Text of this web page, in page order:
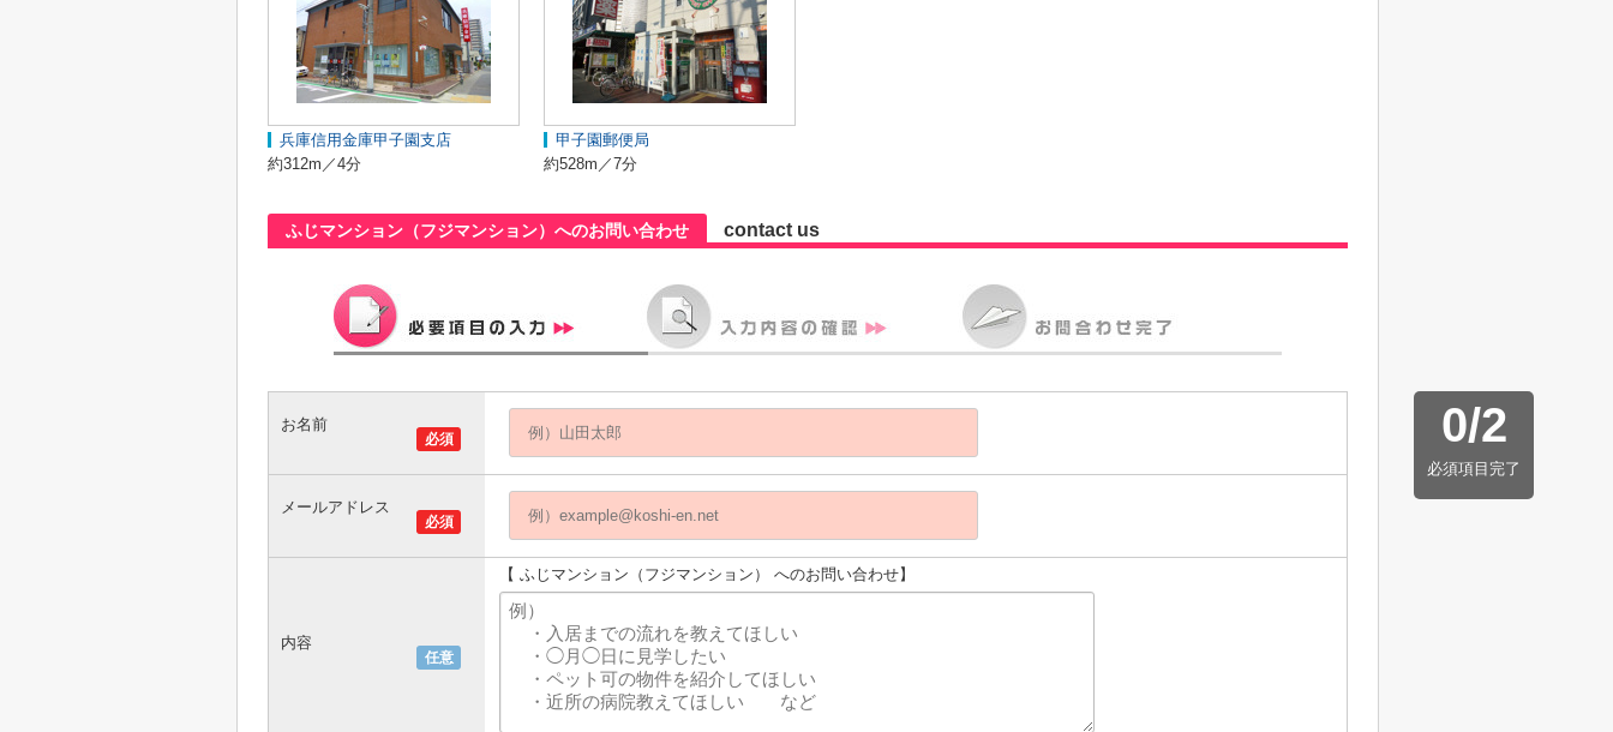
兵庫信用金庫甲子園支店
約312m／4分
甲子園郵便局
約528m／7分
ふじマンション（フジマンション）へのお問い合わせ contact us
0/2
必須項目完了
必須
お名前
必須
メールアドレス
任意
内容
【 ふじマンション（フジマンション） へのお問い合わせ】